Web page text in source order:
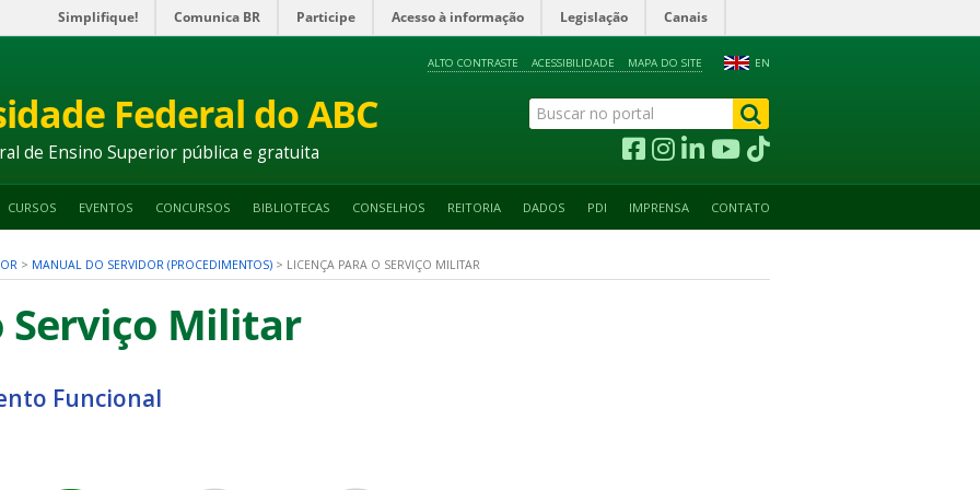
Simplifique! Comunica BR Participe Acesso à informação Legislação Canais
EN
ALTO CONTRASTE ACESSIBILIDADE MAPA DO SITE
Federal do ABC
de Ensino Superior pública e gratuita
CURSOS EVENTOS CONCURSOS BIBLIOTECAS CONSELHOS REITORIA DADOS PDI IMPRENSA CONTATO
> MANUAL DO SERVIDOR (PROCEDIMENTOS) > LICENÇA PARA O SERVIÇO MILITAR
Serviço Militar
Funcional